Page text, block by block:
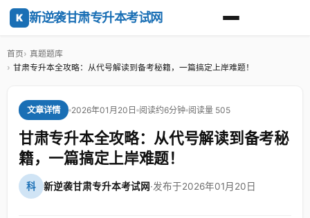
K 新逆袭甘肃专升本考试网
首页
真题题库
甘肃专升本全攻略：从代号解读到备考秘籍，一篇搞定上岸难题！
文章详情 2026年01月20日 阅读约6分钟 阅读量 505
甘肃专升本全攻略：从代号解读到备考秘
籍，一篇搞定上岸难题！
科 新逆袭甘肃专升本考试网·发布于2026年01月20日